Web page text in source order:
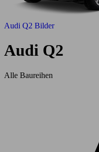
Audi Q2 Bilder
Audi Q2
Alle Baureihen